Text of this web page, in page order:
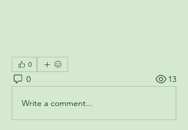
0
0 13
Write a comment...